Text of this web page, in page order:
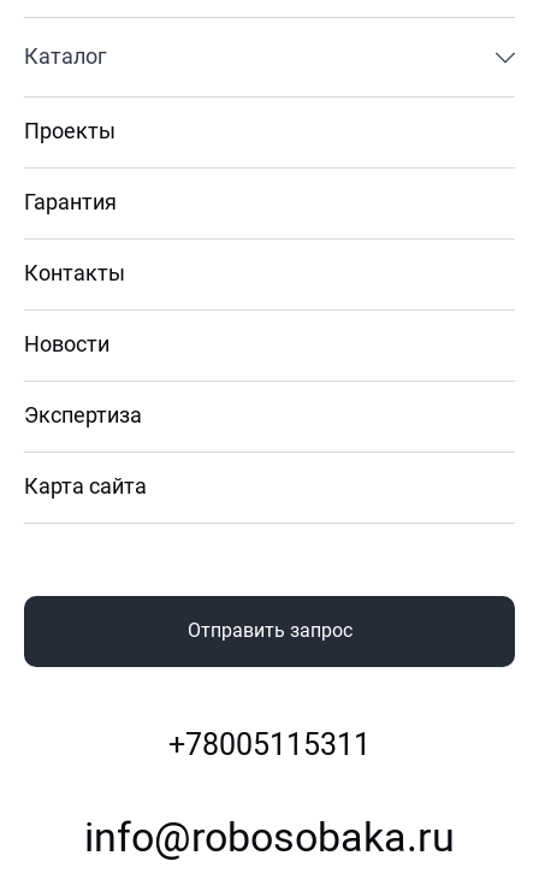
Каталог
Проекты
Гарантия
Контакты
Новости
Экспертиза
Карта сайта
Отправить запрос
+78005115311
info@robosobaka.ru